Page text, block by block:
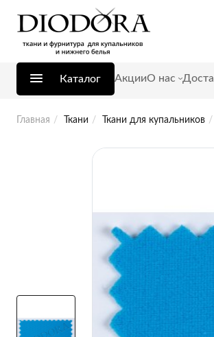
Каталог АкцииО нас
Главная Ткани Ткани для купальников